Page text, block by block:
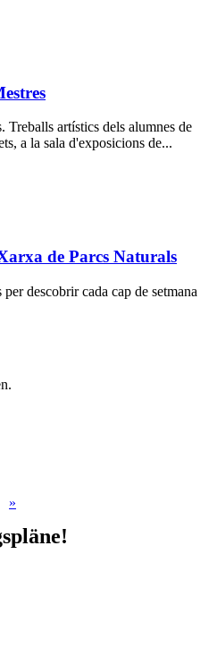
artístics dels alumnes de
a la sala d'exposicions de...
de Parcs Naturals
descobrir cada cap de setmana
»